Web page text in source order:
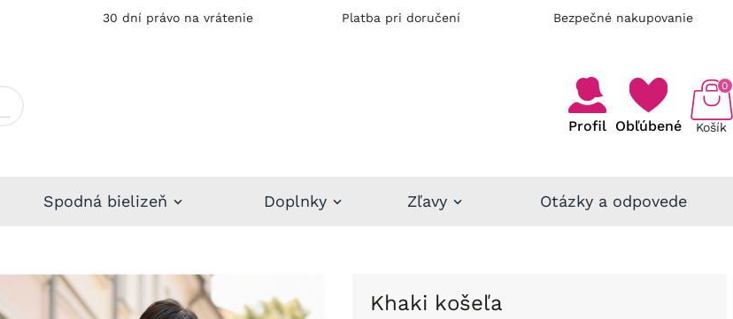
30 dní právo na vrátenie Platba pri doručení Bezpečné nakupovanie
Profil Obľúbené Košík
0
Spodná bielizeň Doplnky Zľavy Otázky a odpovede
Khaki košeľa